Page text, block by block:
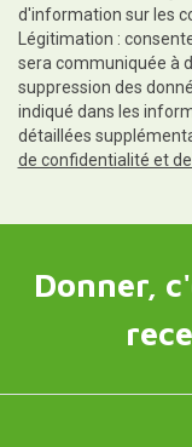
d'information sur les
Légitimation :
sera communiquée à
suppression des
indiqué dans les
détaillées
de confidentialité et
Donner,